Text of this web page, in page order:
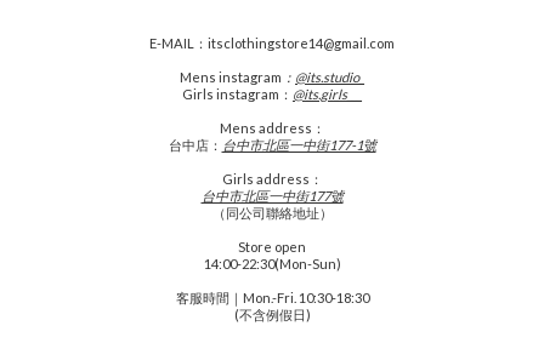
E-MAIL：itsclothingstore14@gmail.com
Mens instagram ： @its.studio_
Girls instagram： @its.girls___
Mens address：
台中店： 台中市北區一中街177-1號
Girls address：
台中市北區一中街177號
（同公司聯絡地址）
Store open
14:00-22:30(Mon-Sun)
客服時間｜Mon.-Fri. 10:30-18:30
(不含例假日)